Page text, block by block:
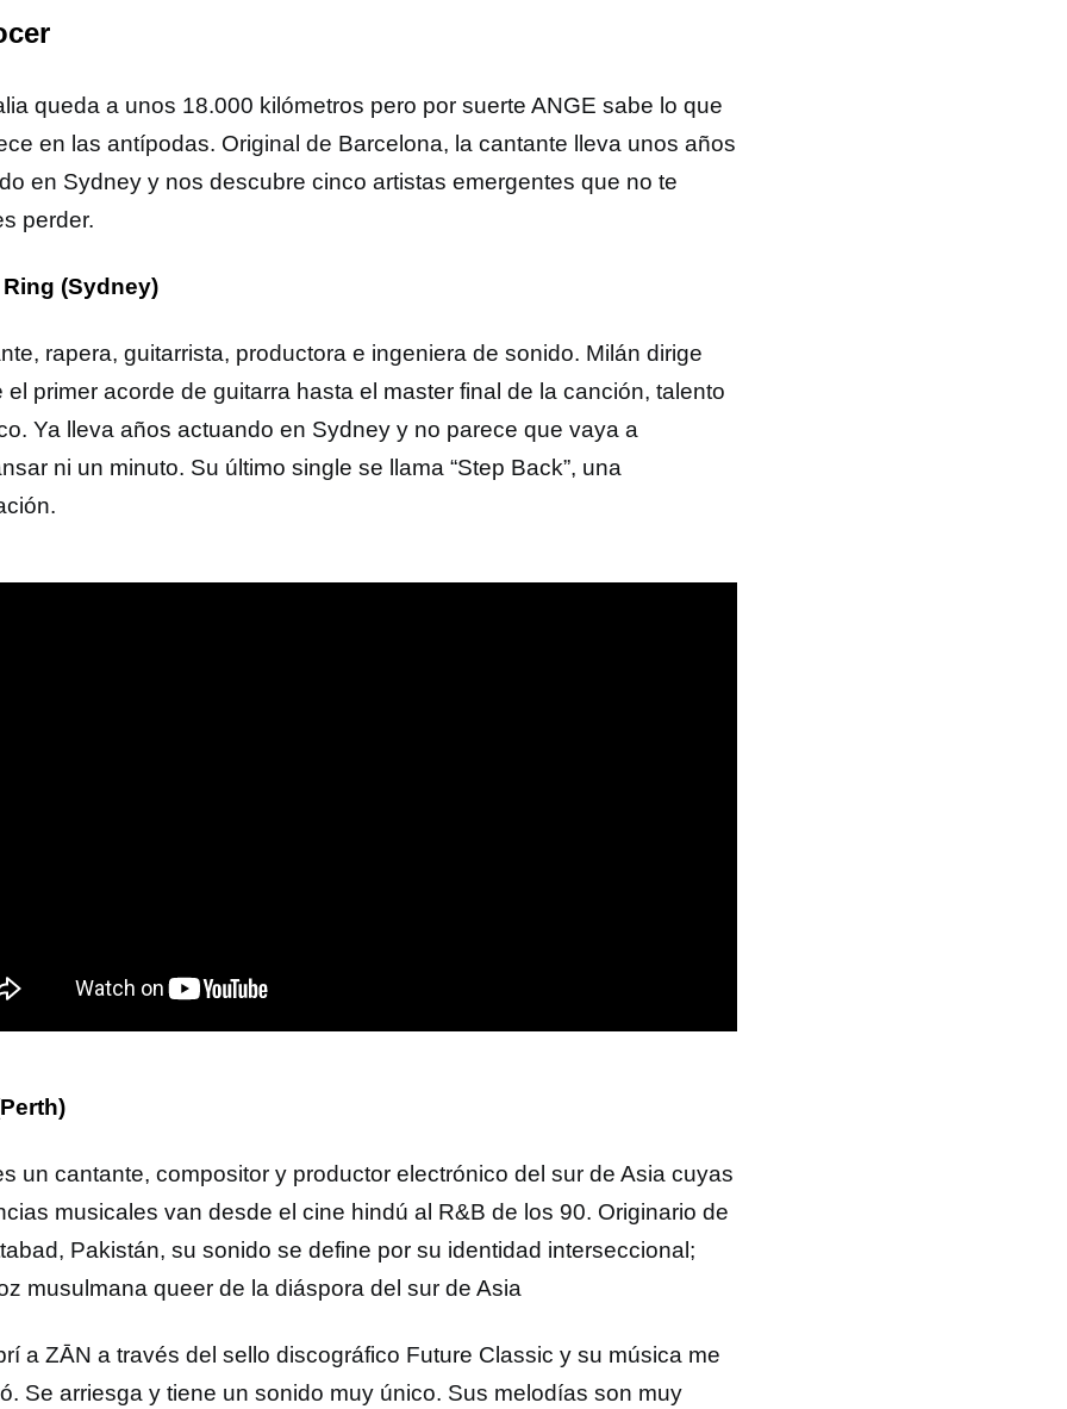
queda a unos 18.000 kilómetros pero por suerte ANGE sabe lo que
en las antípodas. Original de Barcelona, la cantante lleva unos años
en Sydney y nos descubre cinco artistas emergentes que no te
perder.
(Sydney)
rapera, guitarrista, productora e ingeniera de sonido. Milán dirige
el primer acorde de guitarra hasta el master final de la canción, talento
Ya lleva años actuando en Sydney y no parece que vaya a
ni un minuto. Su último single se llama “Step Back”, una
un cantante, compositor y productor electrónico del sur de Asia cuyas
musicales van desde el cine hindú al R&B de los 90. Originario de
Pakistán, su sonido se define por su identidad interseccional;
musulmana queer de la diáspora del sur de Asia
a ZĀN a través del sello discográfico Future Classic y su música me
Se arriesga y tiene un sonido muy único. Sus melodías son muy